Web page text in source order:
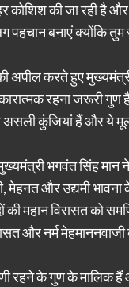
की जा रही है
बनाएं क्योंकि तुम
अपील करते हुए
रहना जरूरी
कुंजियां हैं और ये
भगवंत सिंह
और उद्यमी
महान विरासत को
और नर्म मेहमाननवाजी
रहने के गुण के मालिक हैं